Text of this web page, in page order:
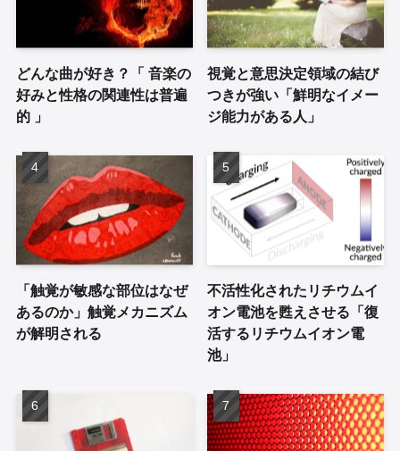
どんな曲が好き？「 音楽の
好みと性格の関連性は普遍
的 」
視覚と意思決定領域の結び
つきが強い「鮮明なイメー
ジ能力がある人」
「触覚が敏感な部位はなぜ
あるのか」触覚メカニズム
が解明される
不活性化されたリチウムイ
オン電池を甦えさせる「復
活するリチウムイオン電
池」